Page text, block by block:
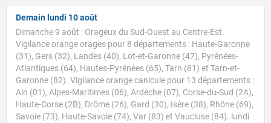
Demain lundi 10 août
Dimanche 9 août : Orageux du Sud-Ouest au Centre-Est.
Vigilance orange orages pour 8 départements : Haute-Garonne
(31), Gers (32), Landes (40), Lot-et-Garonne (47), Pyrénées-
Atlantiques (64), Hautes-Pyrénées (65), Tarn (81) et Tarn-et-
Garonne (82). Vigilance orange canicule pour 13 départements :
Ain (01), Alpes-Maritimes (06), Ardèche (07), Corse-du-Sud (2A),
Haute-Corse (2B), Drôme (26), Gard (30), Isère (38), Rhône (69),
Savoie (73), Haute-Savoie (74), Var (83) et Vaucluse (84). lundi